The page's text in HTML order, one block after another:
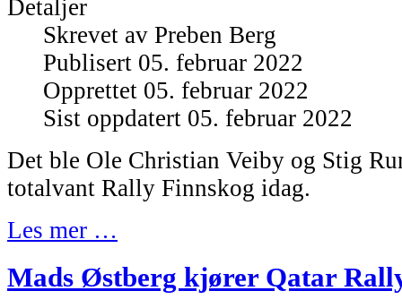
Detaljer
Skrevet av Preben Berg
Publisert 05. februar 2022
Opprettet 05. februar 2022
Sist oppdatert 05. februar 2022
Det ble Ole Christian Veiby og Stig
totalvant Rally Finnskog idag.
Les mer …
Mads Østberg kjører Qatar